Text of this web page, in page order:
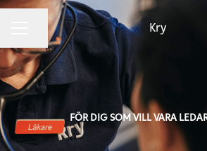
KARRIÄRMENY Kry
Dela sidan
FÖR DIG SOM VILL VARA